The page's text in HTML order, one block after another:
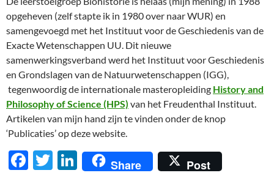
opgeheven (zelf stapte ik in 1980 over naar WUR) en
samengevoegd met het Instituut voor de Geschiedenis van de
Exacte Wetenschappen UU. Dit nieuwe
samenwerkingsverband werd het Instituut voor Geschiedenis
en Grondslagen van de Natuurwetenschappen (IGG),
tegenwoordig de internationale masteropleiding History and
Philosophy of Science (HPS) van het Freudenthal Instituut.
Artikelen van mijn hand zijn te vinden onder de knop
‘Publicaties’ op deze website.
F
T
Li
n
Share Post